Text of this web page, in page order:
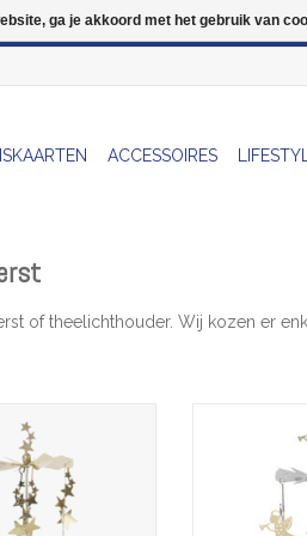
ACCESSOIRES
of theelichthouder. Wij kozen er
- Ø 6,5 x 16cm
AAN WINKELWAGEN
Angel -
TOEVOEGEN
ga je akkoord met het gebruik van
Wij zijn